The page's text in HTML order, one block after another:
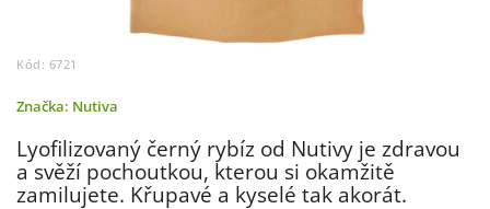
Kód: 6721
Značka: Nutiva
Lyofilizovaný černý rybíz od Nutivy je zdravou
a svěží pochoutkou, kterou si okamžitě
zamilujete. Křupavé a kyselé tak akorát.